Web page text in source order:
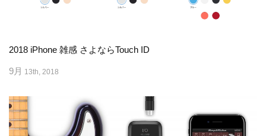
2018 iPhone 雑感 さよならTouch ID
9月 13th, 2018